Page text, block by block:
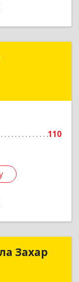
110
Максим
Подробнее
Захар
Захар